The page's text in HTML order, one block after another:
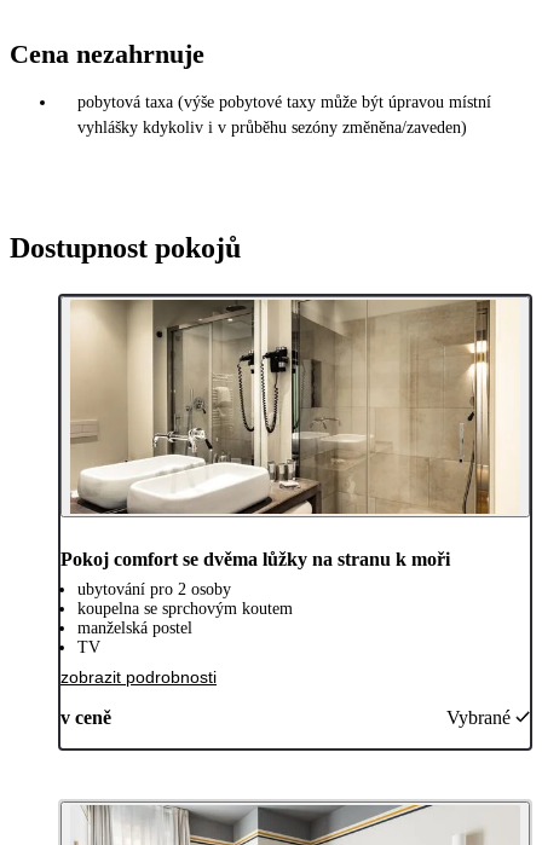
Cena nezahrnuje
pobytová taxa (výše pobytové taxy může být úpravou místní
vyhlášky kdykoliv i v průběhu sezóny změněna/zaveden)
Dostupnost pokojů
Pokoj comfort se dvěma lůžky na stranu k moři
ubytování pro 2 osoby
koupelna se sprchovým koutem
manželská postel
TV
zobrazit podrobnosti
v ceně Vybrané